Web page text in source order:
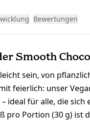
Bewertungen
Smooth
sein, von
feierlich: unser
ideal für alle, die sich
pro Portion (30 g) ist